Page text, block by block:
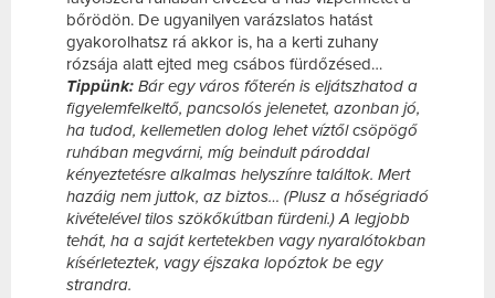
bőrödön. De ugyanilyen varázslatos hatást
gyakorolhatsz rá akkor is, ha a kerti zuhany
rózsája alatt ejted meg csábos fürdőzésed…
Tippünk: Bár egy város főterén is eljátszhatod a
figyelemfelkeltő, pancsolós jelenetet, azonban jó,
ha tudod, kellemetlen dolog lehet víztől csöpögő
ruhában megvárni, míg beindult pároddal
kényeztetésre alkalmas helyszínre találtok. Mert
hazáig nem juttok, az biztos… (Plusz a hőségriadó
kivételével tilos szökőkútban fürdeni.) A legjobb
tehát, ha a saját kertetekben vagy nyaralótokban
kísérleteztek, vagy éjszaka lopóztok be egy
strandra.